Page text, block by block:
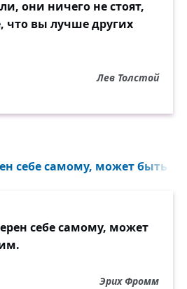
они ничего не стоят,
что вы лучше других
Лев Толстой
себе самому, может быть
себе самому, может
Эрих Фромм